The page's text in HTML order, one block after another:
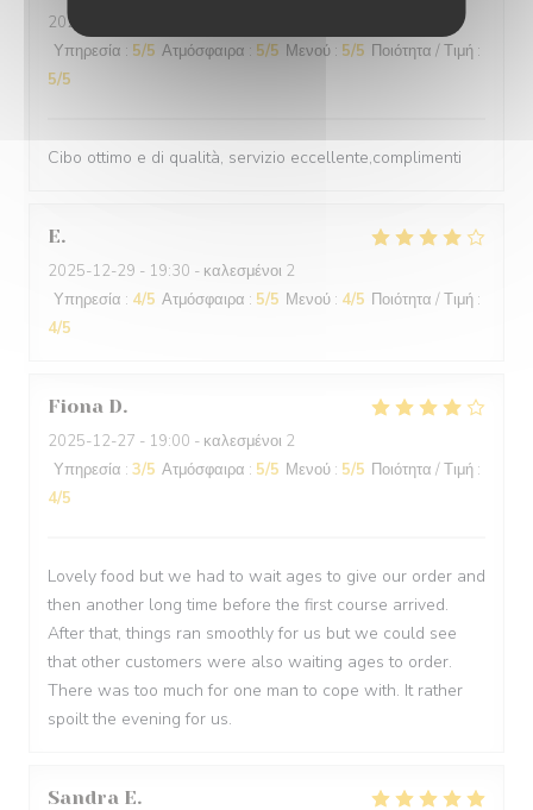
2025-12-31
Υπηρεσία : 5/5 Ατμόσφαιρα : 5/5 Μενού : 5/5 Ποιότητα / Τιμή :
5/5
Cibo ottimo e di qualità, servizio eccellente,complimenti
E
2025-12-29 - 19:30 - καλεσμένοι 2
Υπηρεσία : 4/5 Ατμόσφαιρα : 5/5 Μενού : 4/5 Ποιότητα / Τιμή :
4/5
Fiona D
2025-12-27 - 19:00 - καλεσμένοι 2
Υπηρεσία : 3/5 Ατμόσφαιρα : 5/5 Μενού : 5/5 Ποιότητα / Τιμή :
4/5
Lovely food but we had to wait ages to give our order and
then another long time before the first course arrived.
After that, things ran smoothly for us but we could see
that other customers were also waiting ages to order.
There was too much for one man to cope with. It rather
spoilt the evening for us.
Sandra E